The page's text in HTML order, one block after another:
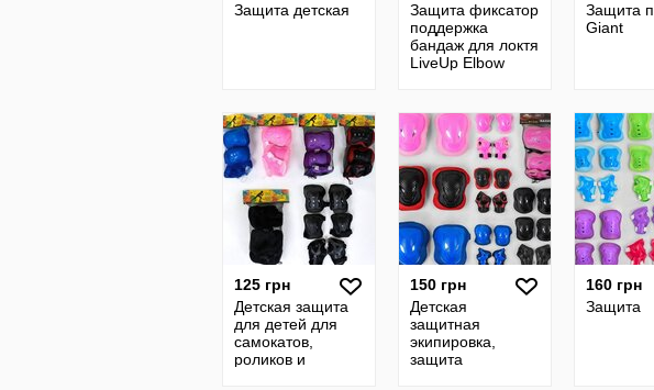
Защита детская
Защита фиксатор
поддержка
бандаж для локтя
LiveUp Elbow
Защита
Giant
125 грн
Детская защита
для детей для
самокатов,
роликов и
150 грн
Детская
защитная
экипировка,
защита
160 грн
Защита